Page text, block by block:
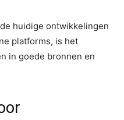
huidige ontwikkelingen
platforms, is het
in goede bronnen en